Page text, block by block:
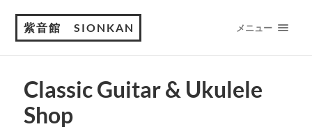
紫音館 SIONKAN メニュー
Classic Guitar & Ukulele
Shop